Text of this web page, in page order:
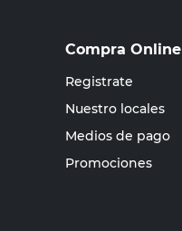
Compra Online
Registrate
Nuestro locales
Medios de pago
Promociones